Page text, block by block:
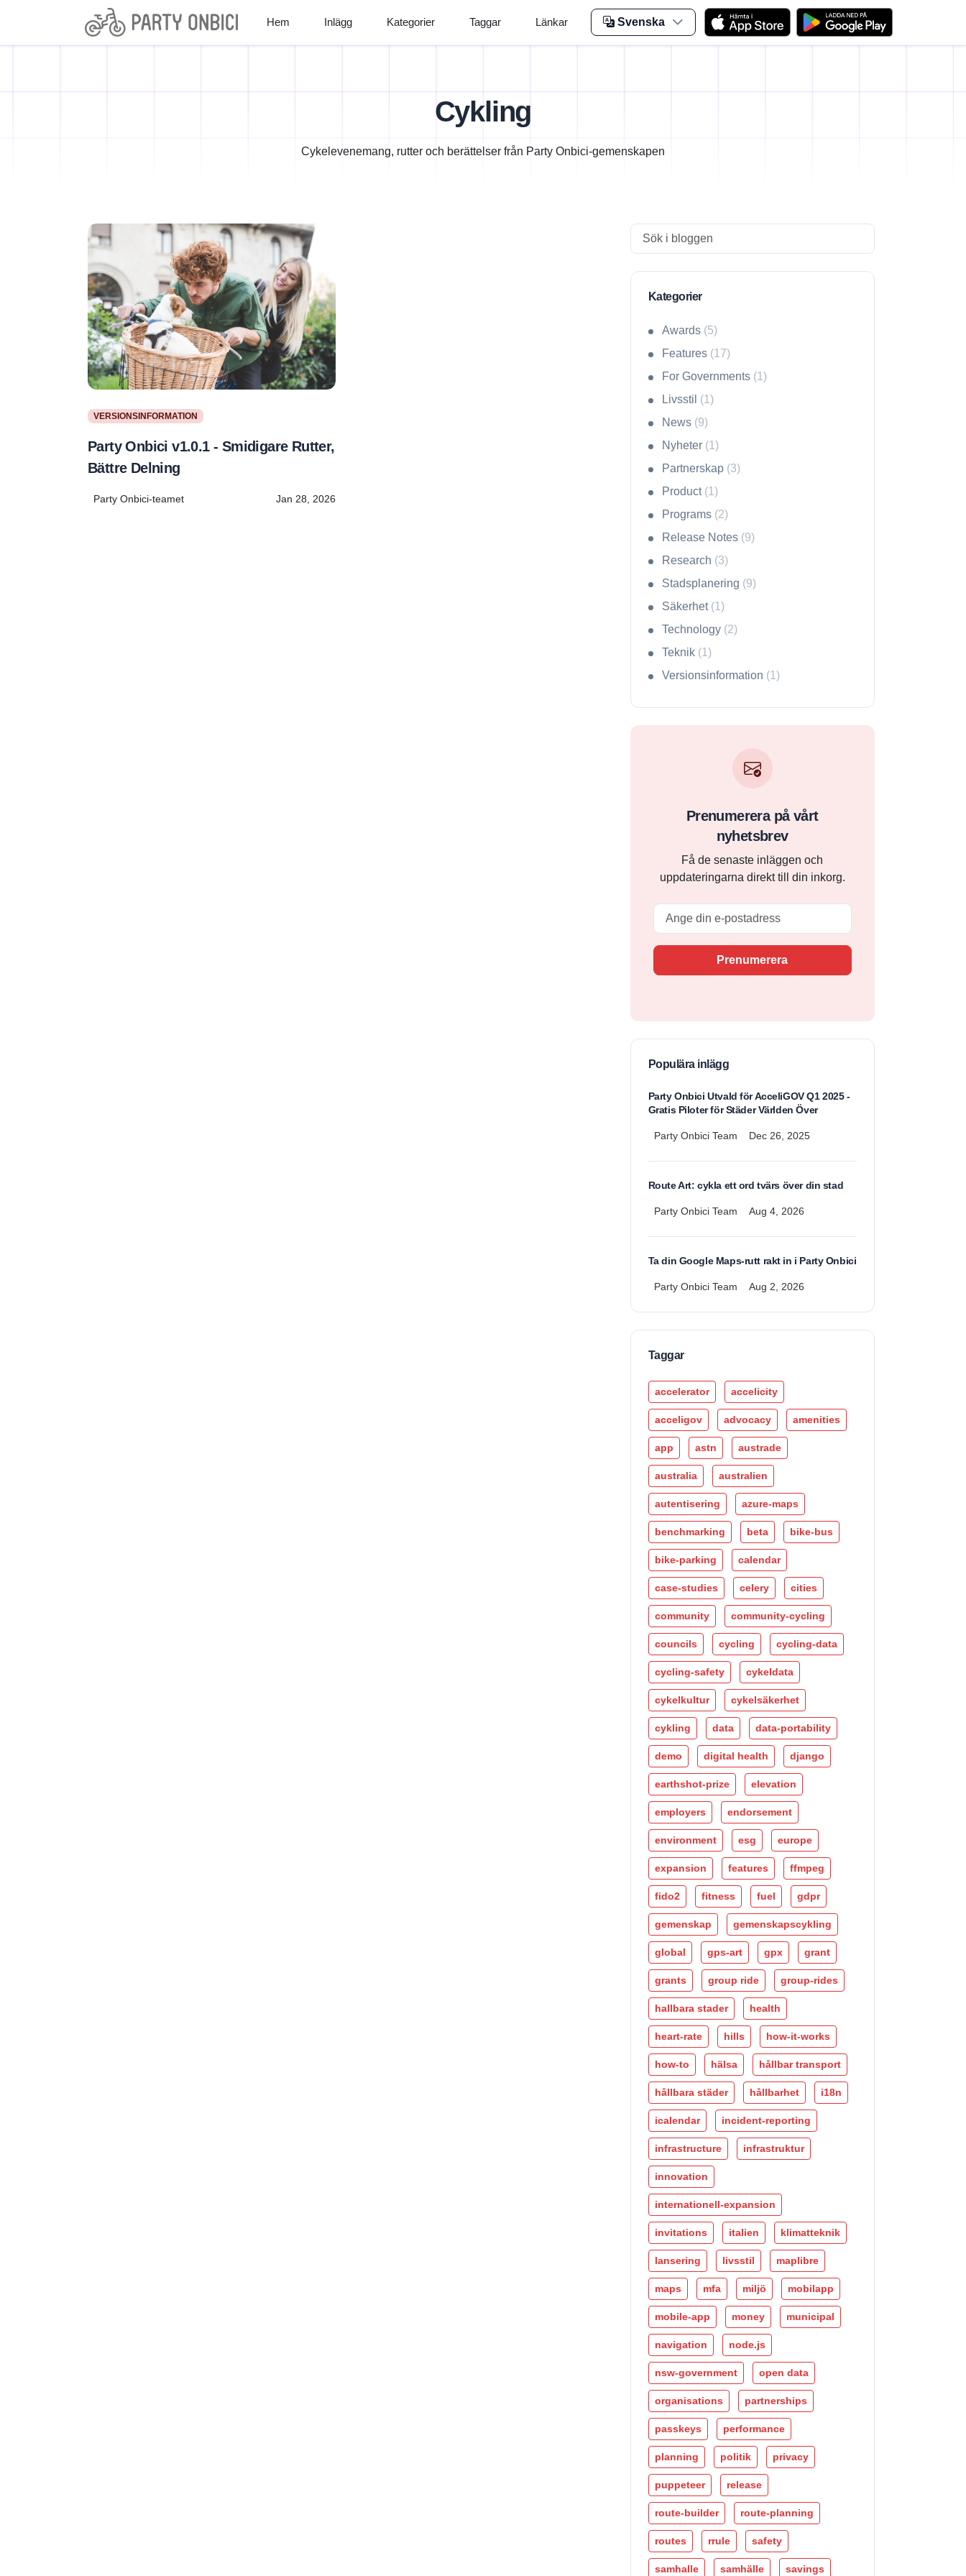
Hem Inlägg Kategorier Taggar Länkar Svenska
Cykling
Cykelevenemang, rutter och berättelser från Party Onbici-gemenskapen
VERSIONSINFORMATION
Party Onbici v1.0.1 - Smidigare Rutter,
Bättre Delning
Party Onbici-teamet Jan 28, 2026
Search
Kategorier
Awards (5)
Features (17)
For Governments (1)
Livsstil (1)
News (9)
Nyheter (1)
Partnerskap (3)
Product (1)
Programs (2)
Release Notes (9)
Research (3)
Stadsplanering (9)
Säkerhet (1)
Technology (2)
Teknik (1)
Versionsinformation (1)
Prenumerera på vårt
nyhetsbrev
Få de senaste inläggen och
uppdateringarna direkt till din inkorg.
Prenumerera
Populära inlägg
Party Onbici Utvald för AcceliGOV Q1 2025 -
Gratis Piloter för Städer Världen Över
Party Onbici Team Dec 26, 2025
Route Art: cykla ett ord tvärs över din stad
Party Onbici Team Aug 4, 2026
Ta din Google Maps-rutt rakt in i Party Onbici
Party Onbici Team Aug 2, 2026
Taggar
accelerator accelicity
acceligov advocacy amenities
app astn austrade
australia australien
autentisering azure-maps
benchmarking beta bike-bus
bike-parking calendar
case-studies celery cities
community community-cycling
councils cycling cycling-data
cycling-safety cykeldata
cykelkultur cykelsäkerhet
cykling data data-portability
demo digital health django
earthshot-prize elevation
employers endorsement
environment esg europe
expansion features ffmpeg
fido2 fitness fuel gdpr
gemenskap gemenskapscykling
global gps-art gpx grant
grants group ride group-rides
hallbara stader health
heart-rate hills how-it-works
how-to hälsa hållbar transport
hållbara städer hållbarhet i18n
icalendar incident-reporting
infrastructure infrastruktur
innovation
internationell-expansion
invitations italien klimatteknik
lansering livsstil maplibre
maps mfa miljö mobilapp
mobile-app money municipal
navigation node.js
nsw-government open data
organisations partnerships
passkeys performance
planning politik privacy
puppeteer release
route-builder route-planning
routes rrule safety
samhalle samhälle savings